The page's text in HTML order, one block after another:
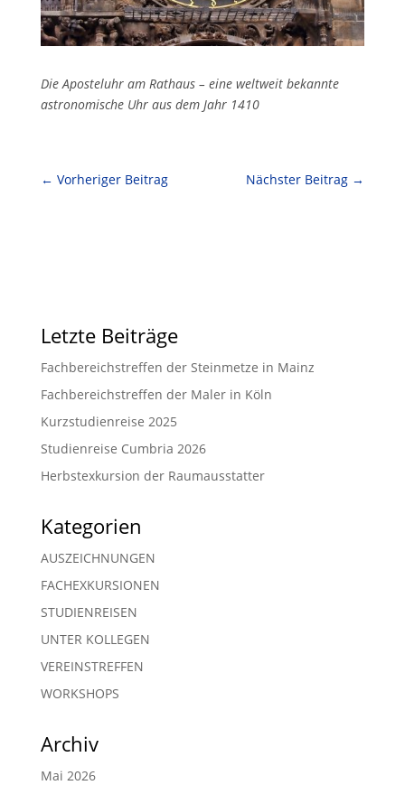
Die Aposteluhr am Rathaus – eine weltweit bekannte
astronomische Uhr aus dem Jahr 1410
← Vorheriger Beitrag Nächster Beitrag →
Letzte Beiträge
Fachbereichstreffen der Steinmetze in Mainz
Fachbereichstreffen der Maler in Köln
Kurzstudienreise 2025
Studienreise Cumbria 2026
Herbstexkursion der Raumausstatter
Kategorien
AUSZEICHNUNGEN
FACHEXKURSIONEN
STUDIENREISEN
UNTER KOLLEGEN
VEREINSTREFFEN
WORKSHOPS
Archiv
Mai 2026